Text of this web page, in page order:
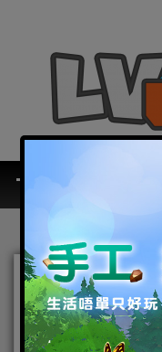
全球海外